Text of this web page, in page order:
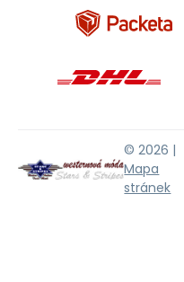
© 2026 |
Mapa
stránek